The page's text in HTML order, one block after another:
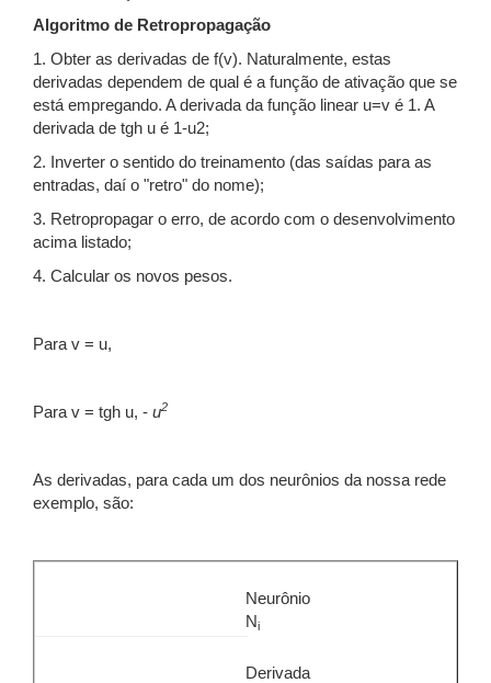
Algoritmo de Retropropagação
1. Obter as derivadas de f(v). Naturalmente, estas
derivadas dependem de qual é a função de ativação que se
está empregando. A derivada da função linear u=v é 1. A
derivada de tgh u é 1-u2;
2. Inverter o sentido do treinamento (das saídas para as
entradas, daí o "retro" do nome);
3. Retropropagar o erro, de acordo com o desenvolvimento
acima listado;
4. Calcular os novos pesos.
Para v = u,
Para v = tgh u, - u2
As derivadas, para cada um dos neurônios da nossa rede
exemplo, são:
Neurônio
Ni
Derivada